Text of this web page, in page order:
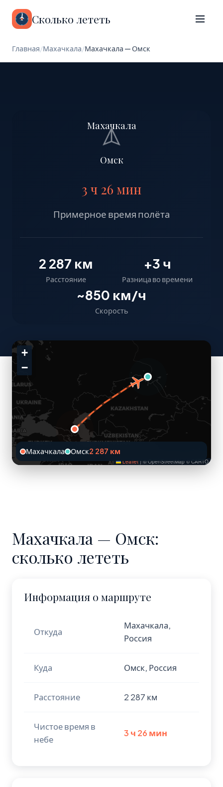
Сколько лететь
Главная/Махачкала/Махачкала — Омск
Махачкала
Омск
3 ч 26 мин
Примерное время полёта
2 287 км
Расстояние
+3 ч
Разница во времени
~850 км/ч
Скорость
+
−
Leaflet | © OpenStreetMap © CARTO
Махачкала Омск2 287 км
Махачкала — Омск:
сколько лететь
Информация о маршруте
Откуда
Махачкала,
Россия
Куда Омск, Россия
Расстояние 2 287 км
Чистое время в
небе
3 ч 26 мин